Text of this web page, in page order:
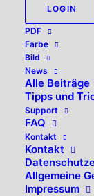
LOGIN
PDF
Farbe
Bild
News
Alle Beiträge
Tipps und
Support
FAQ
Kontakt
Kontakt
Allgemeine
Impressum
Alle 2